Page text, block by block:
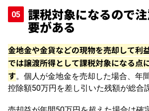
課税対象になるので
要がある
金地金や金貨などの現物を売却して利
では譲渡所得として課税対象になる点
す。個人が金地金を売却した場合、年
控除額50万円を差し引いた残額が総合